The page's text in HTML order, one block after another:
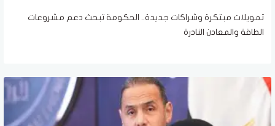
تمويلات مبتكرة وشراكات جديدة.. الحكومة تبحث دعم مشروعات
الطاقة والمعادن النادرة